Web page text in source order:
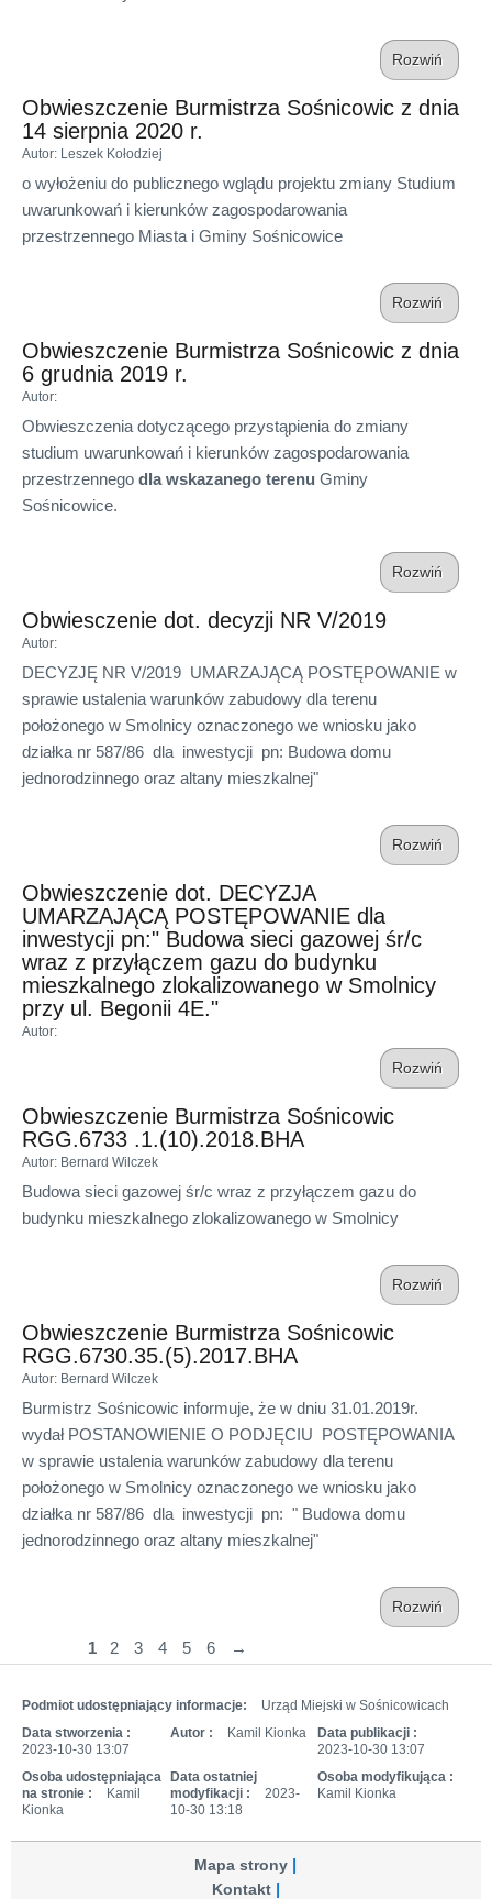
Rozwiń
Obwieszczenie Burmistrza Sośnicowic z dnia
14 sierpnia 2020 r.
Autor: Leszek Kołodziej
o wyłożeniu do publicznego wglądu projektu zmiany Studium
uwarunkowań i kierunków zagospodarowania
przestrzennego Miasta i Gminy Sośnicowice
Rozwiń
Obwieszczenie Burmistrza Sośnicowic z dnia
6 grudnia 2019 r.
Autor:
Obwieszczenia dotyczącego przystąpienia do zmiany
studium uwarunkowań i kierunków zagospodarowania
przestrzennego dla wskazanego terenu Gminy
Sośnicowice.
Rozwiń
Obwiesczenie dot. decyzji NR V/2019
Autor:
DECYZJĘ NR V/2019 UMARZAJĄCĄ POSTĘPOWANIE w
sprawie ustalenia warunków zabudowy dla terenu
położonego w Smolnicy oznaczonego we wniosku jako
działka nr 587/86 dla inwestycji pn: Budowa domu
jednorodzinnego oraz altany mieszkalnej"
Rozwiń
Obwieszczenie dot. DECYZJA
UMARZAJĄCĄ POSTĘPOWANIE dla
inwestycji pn:" Budowa sieci gazowej śr/c
wraz z przyłączem gazu do budynku
mieszkalnego zlokalizowanego w Smolnicy
przy ul. Begonii 4E."
Autor:
Rozwiń
Obwieszczenie Burmistrza Sośnicowic
RGG.6733 .1.(10).2018.BHA
Autor: Bernard Wilczek
Budowa sieci gazowej śr/c wraz z przyłączem gazu do
budynku mieszkalnego zlokalizowanego w Smolnicy
Rozwiń
Obwieszczenie Burmistrza Sośnicowic
RGG.6730.35.(5).2017.BHA
Autor: Bernard Wilczek
Burmistrz Sośnicowic informuje, że w dniu 31.01.2019r.
wydał POSTANOWIENIE O PODJĘCIU POSTĘPOWANIA
w sprawie ustalenia warunków zabudowy dla terenu
położonego w Smolnicy oznaczonego we wniosku jako
działka nr 587/86 dla inwestycji pn: " Budowa domu
jednorodzinnego oraz altany mieszkalnej"
Rozwiń
1 2 3 4 5 6 →
Podmiot udostępniający informacje:
Urząd Miejski w Sośnicowicach
Data stworzenia :
2023-10-30 13:07
Autor : Kamil Kionka
Data publikacji :
2023-10-30 13:07
Osoba udostępniająca
na stronie :
Kamil
Kionka
Data ostatniej
modyfikacji :
2023-
10-30 13:18
Osoba modyfikująca :
Kamil Kionka
Mapa strony
Kontakt